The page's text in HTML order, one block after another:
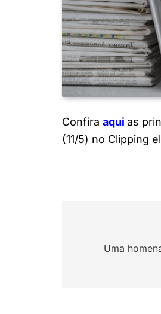
Confira aqui as
(11/5) no Clipping
Uma